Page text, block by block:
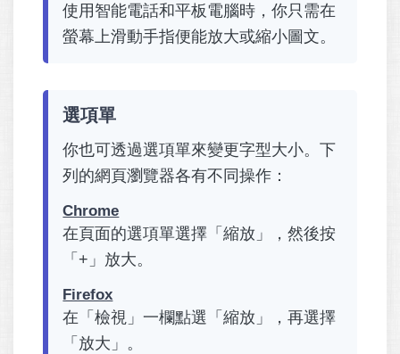
使用智能電話和平板電腦時，你只需在
螢幕上滑動手指便能放大或縮小圖文。
選項單
你也可透過選項單來變更字型大小。下
列的網頁瀏覽器各有不同操作：
Chrome
在頁面的選項單選擇「縮放」，然後按
「+」放大。
Firefox
在「檢視」一欄點選「縮放」，再選擇
「放大」。